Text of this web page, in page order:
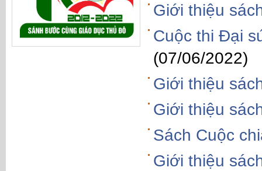
Giới thiệu
Cuộc thi Đại
(07/06/2022)
Giới thiệu
Giới thiệu
Sách Cuộc
Giới thiệu